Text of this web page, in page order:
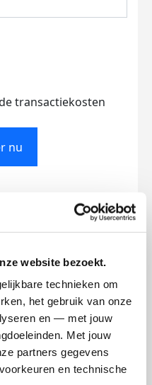
website bezoekt.
technieken om
het gebruik van onze
en — met jouw
Met jouw
partners gegevens
en technische
transactiekosten
nu
Streefbedrag
ons team